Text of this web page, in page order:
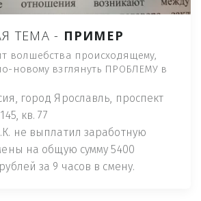
ТЕМА - ПРИМЕР
волшебства происходящему,
новому взглянуть ПРОБЛЕМУ в
город Ярославль, проспект
кв. 77
не выплатил заработную
на общую сумму 5400
за 9 часов в смену.